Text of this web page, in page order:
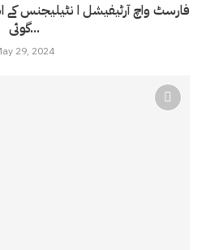
فارسٹ واچ آرٹیفیشل ا نٹیلیجنس
گوئی...
29, 2024